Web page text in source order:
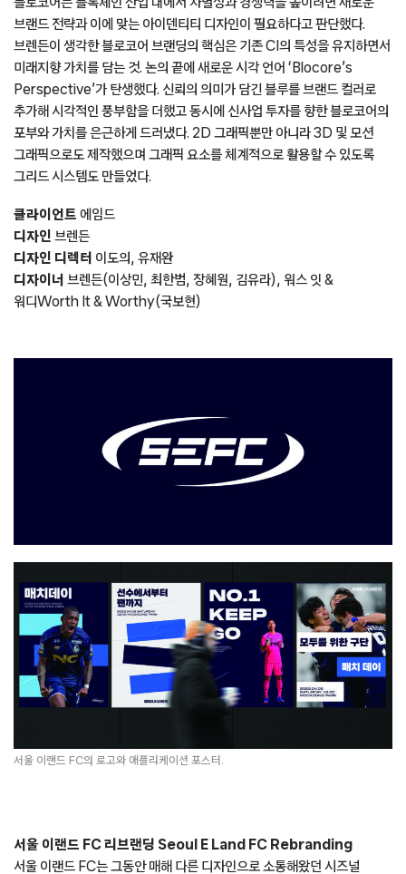
브랜드 전략과 이에 맞는 아이덴티티 디자인이 필요하다고 판단했다.
브렌든이 생각한 블로코어 브랜딩의 핵심은 기존 CI의 특성을 유지하면서
미래지향 가치를 담는 것. 논의 끝에 새로운 시각 언어 ‘Blocore’s
Perspective’가 탄생했다. 신뢰의 의미가 담긴 블루를 브랜드 컬러로
추가해 시각적인 풍부함을 더했고 동시에 신사업 투자를 향한 블로코어의
포부와 가치를 은근하게 드러냈다. 2D 그래픽뿐만 아니라 3D 및 모션
그래픽으로도 제작했으며 그래픽 요소를 체계적으로 활용할 수 있도록
그리드 시스템도 만들었다.
클라이언트 에임드
디자인 브렌든
디자인 디렉터 이도의, 유재완
디자이너 브렌든(이상민, 최한범, 장혜원, 김유라), 워스 잇 &
워디Worth It & Worthy(국보현)
서울 이랜드 FC의 로고와 애플리케이션 포스터.
서울 이랜드 FC 리브랜딩 Seoul E Land FC Rebranding
서울 이랜드 FC는 그동안 매해 다른 디자인으로 소통해왔던 시즈널